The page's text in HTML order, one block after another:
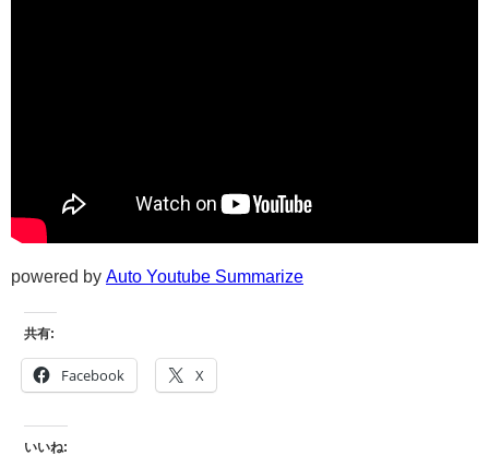
powered by Auto Youtube Summarize
共有:
Facebook X
いいね: